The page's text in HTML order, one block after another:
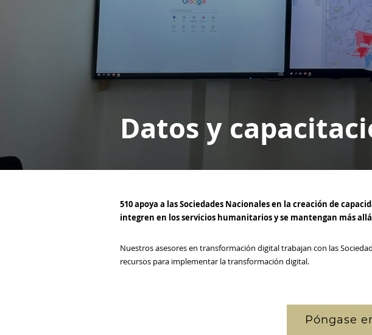
Datos y
510 apoya a las Sociedades Nacionales en la creación de
integren en los servicios humanitarios y se mantengan más
Nuestros asesores en transformación digital trabajan con las
recursos para implementar la transformación digital.
Póngase